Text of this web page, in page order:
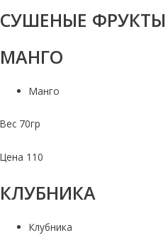
СУШЕНЫЕ ФРУКТЫ
МАНГО
Манго
Вес 70гр
Цена 110
КЛУБНИКА
Клубника